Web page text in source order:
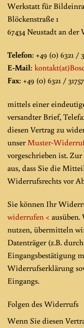
Werkstatt für
Blöckenstraße 1
67434 Neustadt an der
Telefon: +49 (0) 6321 /
E-Mail:
Fax: +49 (0) 6321 / 31757
mittels einer
versandter Brief,
diesen Vertrag zu
unserMuster-
vorgeschrieben ist.
aus, dass Sie die
Widerrufsrechts vor
Sie können Ihr
widerrufen <
nutzen, übermitteln
Datenträger (z.B.
Eingangsbestätigung
Widerrufserklärung
Eingangs.
Folgen des Widerrufs
Wenn Sie diesen